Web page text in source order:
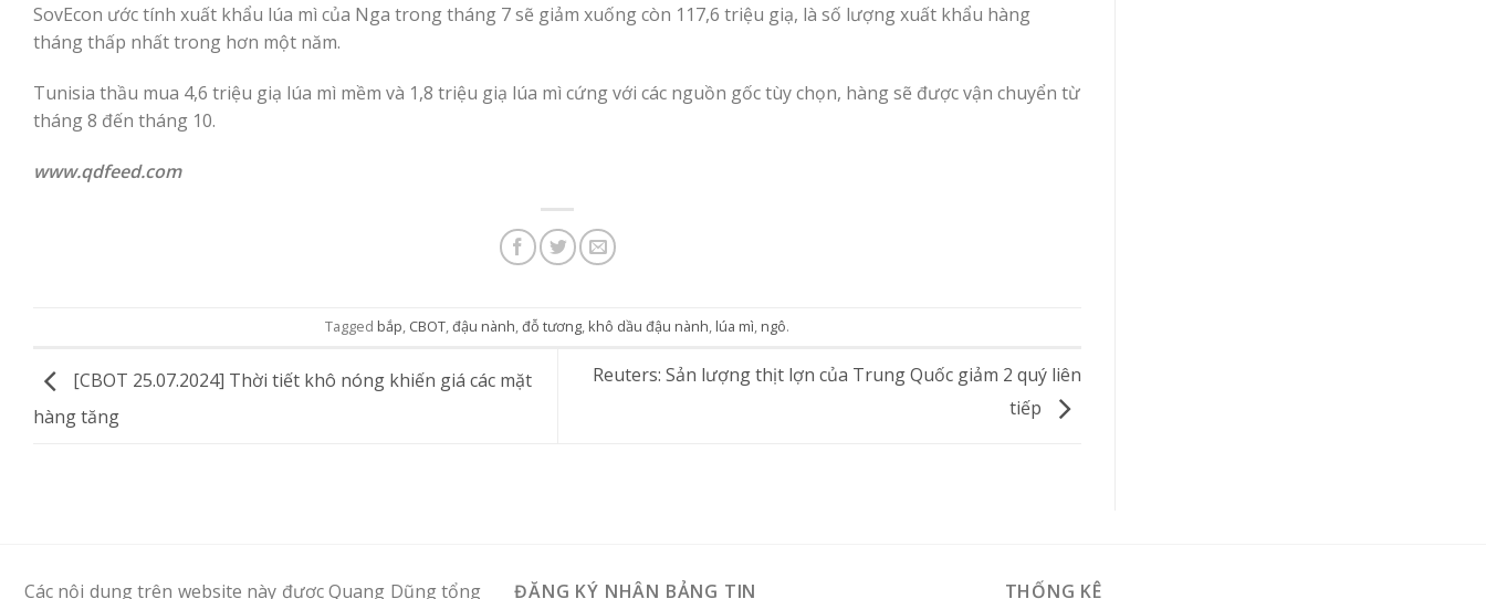
SovEcon ước tính xuất khẩu lúa mì của Nga trong tháng 7 sẽ giảm xuống còn 117,6 triệu giạ, là số lượng xuất khẩu hàng
tháng thấp nhất trong hơn một năm.
Tunisia thầu mua 4,6 triệu giạ lúa mì mềm và 1,8 triệu giạ lúa mì cứng với các nguồn gốc tùy chọn, hàng sẽ được vận chuyển từ
tháng 8 đến tháng 10.
www.qdfeed.com
Tagged bắp, CBOT,đậu nành,đỗ tương, khô dầu đậu nành, lúa mì, ngô.
[CBOT 25.07.2024] Thời tiết khô nóng khiến giá các mặt
hàng tăng
Reuters: Sản lượng thịt lợn của Trung Quốc giảm 2 quý liên
tiếp
Các nội dung trên website này được Quang Dũng tổng ĐĂNG KÝ NHẬN BẢNG TIN THỐNG KÊ